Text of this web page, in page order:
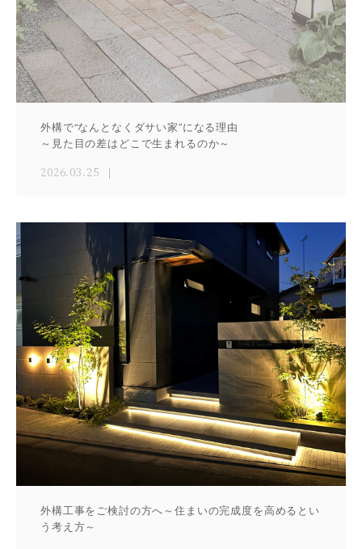
外構で“なんとなくダサい家”になる理由
～見た目の差はどこで生まれるのか～
2026.03.25
外構工事をご検討の方へ～住まいの完成度を高めるとい
う考え方～